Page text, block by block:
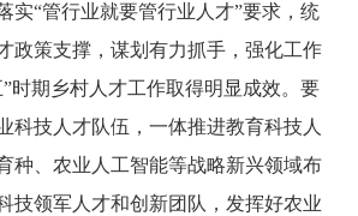
“管行业就要管行业人才”要求，统
政策支撑，谋划有力抓手，强化工作
时期乡村人才工作取得明显成效。要
科技人才队伍，一体推进教育科技人
种、农业人工智能等战略新兴领域布
技领军人才和创新团队，发挥好农业